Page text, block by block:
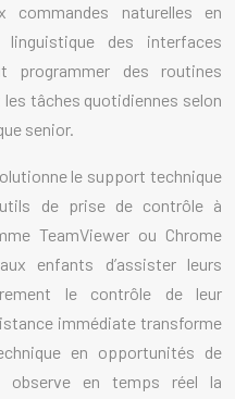
commandes naturelles en
des interfaces
programmer des routines
tâches quotidiennes selon
senior.
le support technique
de prise de contrôle à
TeamViewer ou Chrome
enfants d’assister leurs
le contrôle de leur
immédiate transforme
en opportunités de
observe en temps réel la